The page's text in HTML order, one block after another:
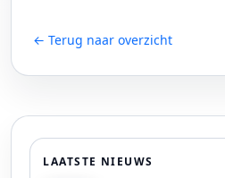
← Terug naar overzicht
LAATSTE NIEUWS